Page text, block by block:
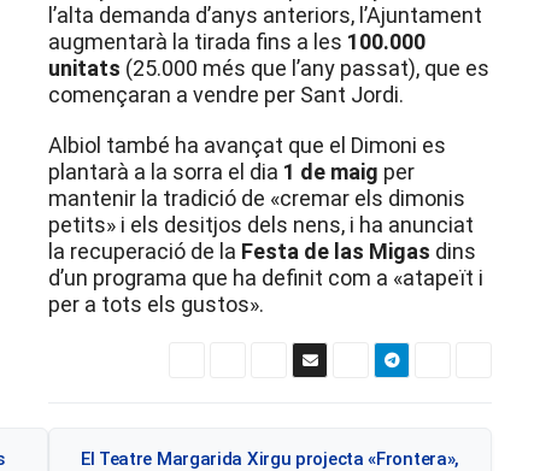
l’alta demanda d’anys anteriors, l’Ajuntament
augmentarà la tirada fins a les 100.000
unitats (25.000 més que l’any passat), que es
començaran a vendre per Sant Jordi.
Albiol també ha avançat que el Dimoni es
plantarà a la sorra el dia 1 de maig per
mantenir la tradició de «cremar els dimonis
petits» i els desitjos dels nens, i ha anunciat
la recuperació de la Festa de las Migas dins
d’un programa que ha definit com a «atapeït i
per a tots els gustos».
El Teatre Margarida Xirgu projecta «Frontera»,